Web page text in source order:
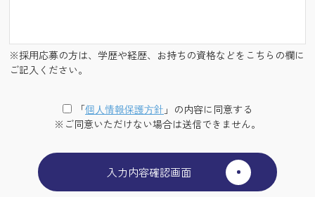
※採用応募の方は、学歴や経歴、お持ちの資格などをこちらの欄に
ご記入ください。
「個⼈情報保護⽅針 」の内容に同意する
※ご同意いただけない場合は送信できません。